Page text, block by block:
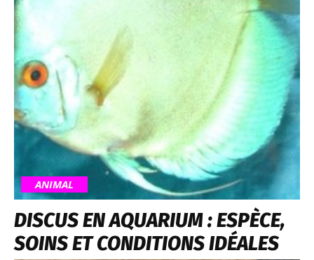
ANIMAL
DISCUS EN AQUARIUM : ESPÈCE,
SOINS ET CONDITIONS IDÉALES